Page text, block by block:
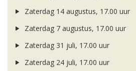
Zaterdag 14 augustus, 17.00 uur
Zaterdag 7 augustus, 17.00 uur
Zaterdag 31 juli, 17.00 uur
Zaterdag 24 juli, 17.00 uur